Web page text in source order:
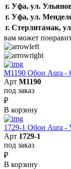
г. Уфа, ул.
г. Уфа, ул.
г. Стерлитамак,
вам может
M1190 Обои Aura -
Арт M1190
под заказ
₽
В корзину
1729-1 Обои Aura -
Арт 1729-1
под заказ
₽
В корзину